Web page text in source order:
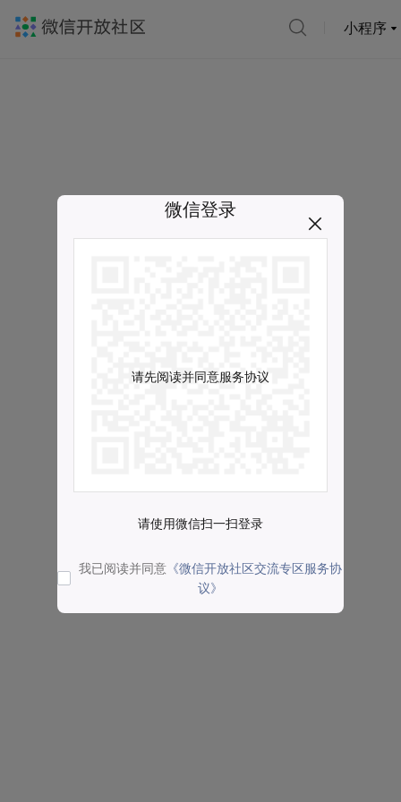
小程序
微信登录
请先阅读并同意服务协议
请使用微信扫一扫登录
我已阅读并同意 《微信开放社区交流专区服务协
议》